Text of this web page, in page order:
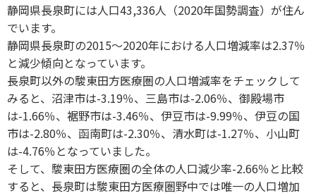
静岡県長泉町には人口43,336人（2020年国勢調査）が住ん
でいます。
静岡県長泉町の2015～2020年における人口増減率は2.37％
と減少傾向となっています。
長泉町以外の駿東田方医療圏の人口増減率をチェックして
みると、沼津市は-3.19％、三島市は-2.06％、御殿場市
は-1.66％、裾野市は-3.46％、伊豆市は-9.99％、伊豆の国
市は-2.80％、函南町は-2.30％、清水町は-1.27％、小山町
は-4.76％となっていました。
そして、駿東田方医療圏の全体の人口減少率-2.66％と比較
すると、長泉町は駿東田方医療圏野中では唯一の人口増加